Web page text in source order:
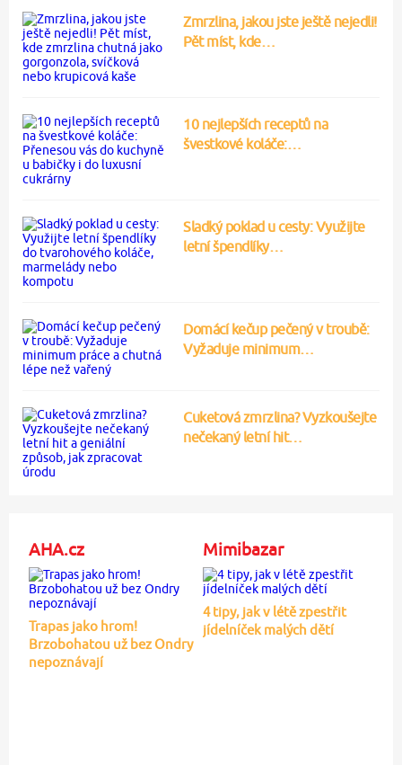
Zmrzlina, jakou jste ještě nejedli!
Pět míst, kde…
10 nejlepších receptů na
švestkové koláče:…
Sladký poklad u cesty: Využijte
letní špendlíky…
Domácí kečup pečený v troubě:
Vyžaduje minimum…
Cuketová zmrzlina? Vyzkoušejte
nečekaný letní hit…
AHA.cz
Trapas jako hrom!
Brzobohatou už bez Ondry
nepoznávají
Mimibazar
4 tipy, jak v létě zpestřit
jídelníček malých dětí